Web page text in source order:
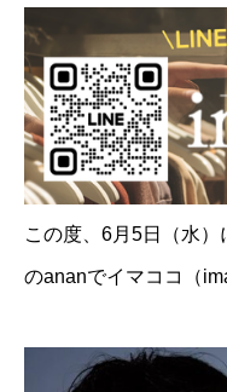
この度、6月5日（水
のananでイマココ（